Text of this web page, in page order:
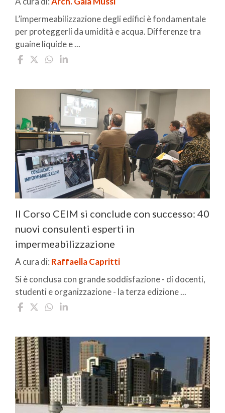
L’impermeabilizzazione degli edifici è fondamentale
per proteggerli da umidità e acqua. Differenze tra
guaine liquide e ...
Il Corso CEIM si conclude con successo: 40
nuovi consulenti esperti in
impermeabilizzazione
A cura di: Raffaella Capritti
Si è conclusa con grande soddisfazione - di docenti,
studenti e organizzazione - la terza edizione ...